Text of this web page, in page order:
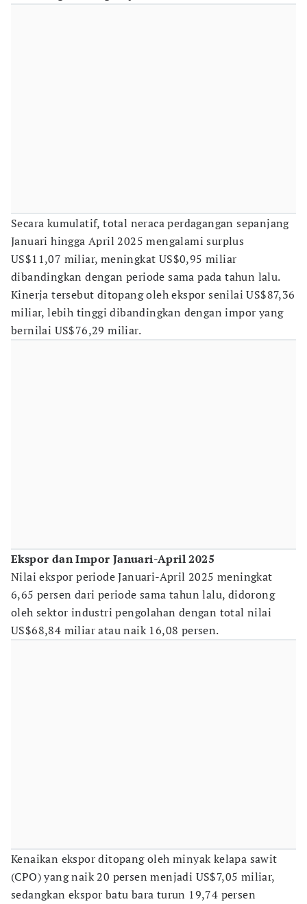
Secara kumulatif, total neraca perdagangan sepanjang
Januari hingga April 2025 mengalami surplus
US$11,07 miliar, meningkat US$0,95 miliar
dibandingkan dengan periode sama pada tahun lalu.
Kinerja tersebut ditopang oleh ekspor senilai US$87,36
miliar, lebih tinggi dibandingkan dengan impor yang
bernilai US$76,29 miliar.
Ekspor dan Impor Januari-April 2025
Nilai ekspor periode Januari-April 2025 meningkat
6,65 persen dari periode sama tahun lalu, didorong
oleh sektor industri pengolahan dengan total nilai
US$68,84 miliar atau naik 16,08 persen.
Kenaikan ekspor ditopang oleh minyak kelapa sawit
(CPO) yang naik 20 persen menjadi US$7,05 miliar,
sedangkan ekspor batu bara turun 19,74 persen